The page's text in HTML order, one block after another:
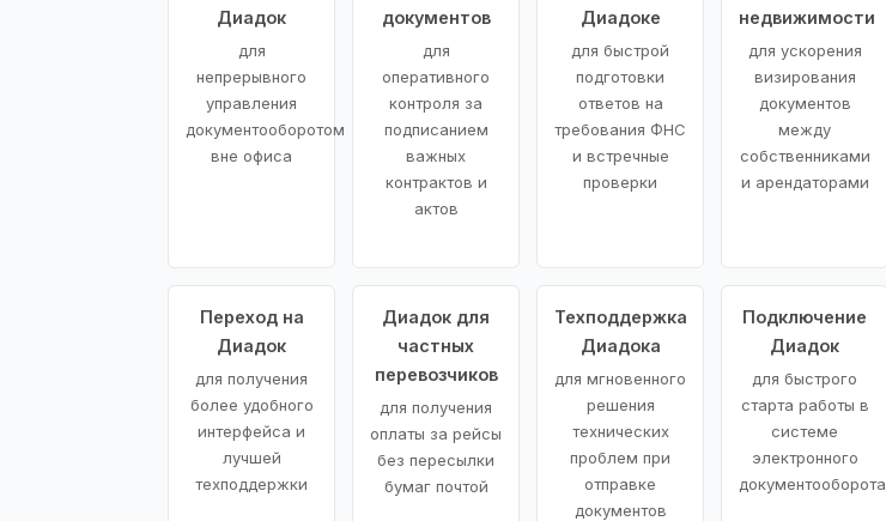
Диадок
для
непрерывного
управления
документооборотом
вне офиса
документов
для
оперативного
контроля за
подписанием
важных
контрактов и
актов
Диадоке
для быстрой
подготовки
ответов на
требования ФНС
и встречные
проверки
недвижимости
для ускорения
визирования
документов
между
собственниками
и арендаторами
Переход на
Диадок
для получения
более удобного
интерфейса и
лучшей
техподдержки
Диадок для
частных
перевозчиков
для получения
оплаты за рейсы
без пересылки
бумаг почтой
Техподдержка
Диадока
для мгновенного
решения
технических
проблем при
отправке
документов
Подключение
Диадок
для быстрого
старта работы в
системе
электронного
документооборота